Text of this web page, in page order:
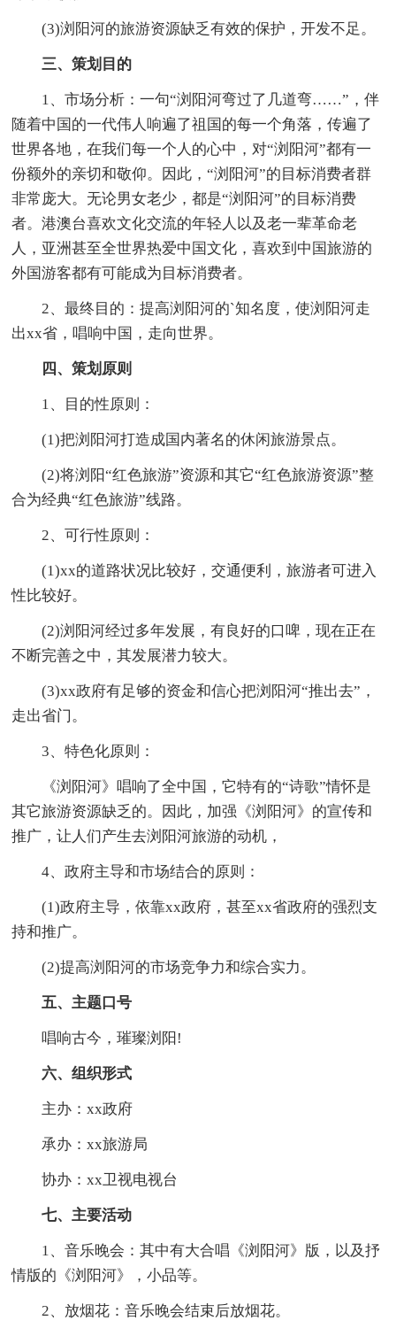
(3)浏阳河的旅游资源缺乏有效的保护，开发不足。
三、策划目的
1、市场分析：一句“浏阳河弯过了几道弯……”，伴
随着中国的一代伟人响遍了祖国的每一个角落，传遍了
世界各地，在我们每一个人的心中，对“浏阳河”都有一
份额外的亲切和敬仰。因此，“浏阳河”的目标消费者群
非常庞大。无论男女老少，都是“浏阳河”的目标消费
者。港澳台喜欢文化交流的年轻人以及老一辈革命老
人，亚洲甚至全世界热爱中国文化，喜欢到中国旅游的
外国游客都有可能成为目标消费者。
2、最终目的：提高浏阳河的`知名度，使浏阳河走
出xx省，唱响中国，走向世界。
四、策划原则
1、目的性原则：
(1)把浏阳河打造成国内著名的休闲旅游景点。
(2)将浏阳“红色旅游”资源和其它“红色旅游资源”整
合为经典“红色旅游”线路。
2、可行性原则：
(1)xx的道路状况比较好，交通便利，旅游者可进入
性比较好。
(2)浏阳河经过多年发展，有良好的口啤，现在正在
不断完善之中，其发展潜力较大。
(3)xx政府有足够的资金和信心把浏阳河“推出去”，
走出省门。
3、特色化原则：
《浏阳河》唱响了全中国，它特有的“诗歌”情怀是
其它旅游资源缺乏的。因此，加强《浏阳河》的宣传和
推广，让人们产生去浏阳河旅游的动机，
4、政府主导和市场结合的原则：
(1)政府主导，依靠xx政府，甚至xx省政府的强烈支
持和推广。
(2)提高浏阳河的市场竞争力和综合实力。
五、主题口号
唱响古今，璀璨浏阳!
六、组织形式
主办：xx政府
承办：xx旅游局
协办：xx卫视电视台
七、主要活动
1、音乐晚会：其中有大合唱《浏阳河》版，以及抒
情版的《浏阳河》，小品等。
2、放烟花：音乐晚会结束后放烟花。